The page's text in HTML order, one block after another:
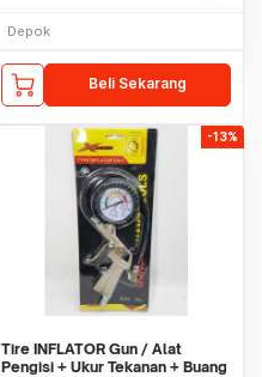
Depok
Beli Sekarang
-13%
Tire INFLATOR Gun / Alat
Pengisi + Ukur Tekanan + Buang